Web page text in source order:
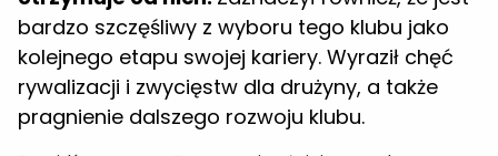
kolejnego etapu swojej kariery. Wyraził chęć
rywalizacji i zwycięstw dla drużyny, a także
pragnienie dalszego rozwoju klubu.
Przejdź na stronę Typy - Najważniejsza podstrona